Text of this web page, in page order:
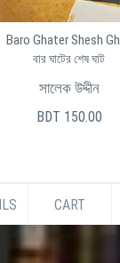
O Rohosso
কল্পবিজ্ঞান ও রহস্য গল্প
বিপ্রদাশ বড়ুয়া
BDT 150.00
CART